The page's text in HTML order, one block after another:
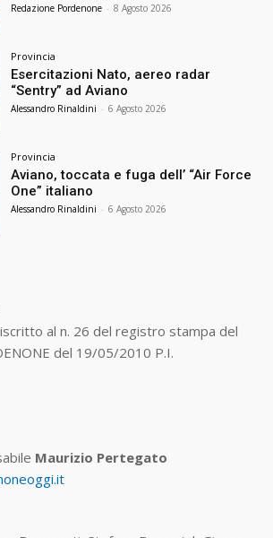
Redazione Pordenone - 8 Agosto 2026
Provincia
Esercitazioni Nato, aereo radar
“Sentry” ad Aviano
Alessandro Rinaldini - 6 Agosto 2026
Provincia
Aviano, toccata e fuga dell’ “Air Force
One” italiano
Alessandro Rinaldini - 6 Agosto 2026
al n. 26 del registro stampa del
del 19/05/2010 P.I.
Maurizio Pertegato